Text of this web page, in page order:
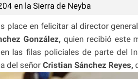
en la Sierra de Neyba
place en felicitar al director
González,quien recibió este
las filas policiales de parte del
del señor Cristian Sánchez Reyes,